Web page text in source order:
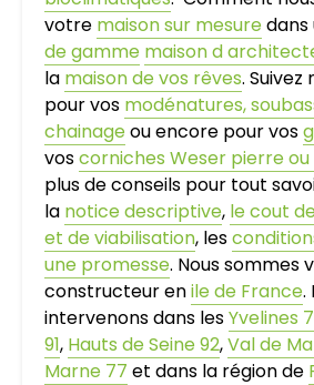
votre maison sur mesuredans
de gamme maison d
la maison de vos rêves. Suivez
pour vos modénatures,
chainageou encore pour vos
voscorniches Weser pierre
plus de conseils pour tout
la notice descriptive, le cout
et de viabilisation, les
une promesse. Nous sommes
constructeur enile de France.
intervenons dans lesYvelines
91, Hauts de Seine 92,Val de
Marne 77 et dans la région de